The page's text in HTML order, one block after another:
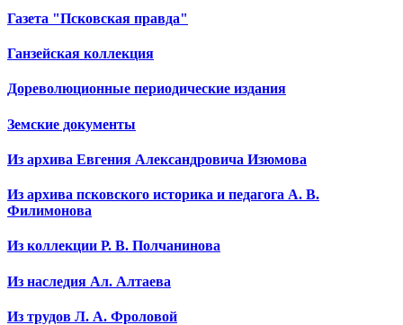
Газета "Псковская правда"
Ганзейская коллекция
Дореволюционные периодические издания
Земские документы
Из архива Евгения Александровича Изюмова
Из архива псковского историка и педагога А. В.
Филимонова
Из коллекции Р. В. Полчанинова
Из наследия Ал. Алтаева
Из трудов Л. А. Фроловой